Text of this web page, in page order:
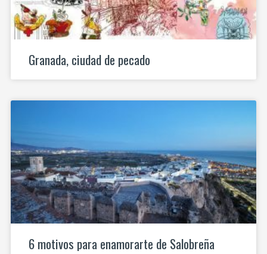
Granada, ciudad de pecado
6 motivos para enamorarte de Salobreña